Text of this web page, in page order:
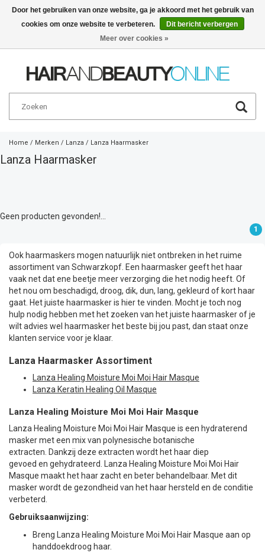
Nederlands €
Home / Merken / Lanza / Lanza Haarmasker
Lanza Haarmasker
Geen producten gevonden!...
1
Ook haarmaskers mogen natuurlijk niet ontbreken in het ruime
assortiment van Schwarzkopf. Een haarmasker geeft het haar
vaak net dat ene beetje meer verzorging die het nodig heeft. Of
het nou om beschadigd, droog, dik, dun, lang, gekleurd of kort haar
gaat. Het juiste haarmasker is hier te vinden. Mocht je toch nog
hulp nodig hebben met het zoeken van het juiste haarmasker of je
wilt advies wel haarmasker het beste bij jou past, dan staat onze
klanten service voor je klaar.
Lanza Haarmasker Assortiment
Lanza Healing Moisture Moi Moi Hair Masque
Lanza Keratin Healing Oil Masque
Lanza Healing Moisture Moi Moi Hair Masque
Lanza Healing Moisture Moi Moi Hair Masque is een hydraterend
masker met een mix van polynesische botanische
extracten. Dankzij deze extracten wordt het haar diep
gevoed en gehydrateerd. Lanza Healing Moisture Moi Moi Hair
Masque maakt het haar zacht en beter behandelbaar. Met dit
masker wordt de gezondheid van het haar hersteld en de conditie
verbeterd.
Gebruiksaanwijzing:
Breng Lanza Healing Moisture Moi Moi Hair Masque aan op
handdoekdroog haar.
Door het gebruiken van onze website, ga je akkoord met het gebruik van
cookies om onze website te verbeteren.
Dit bericht verbergen
Meer over cookies »